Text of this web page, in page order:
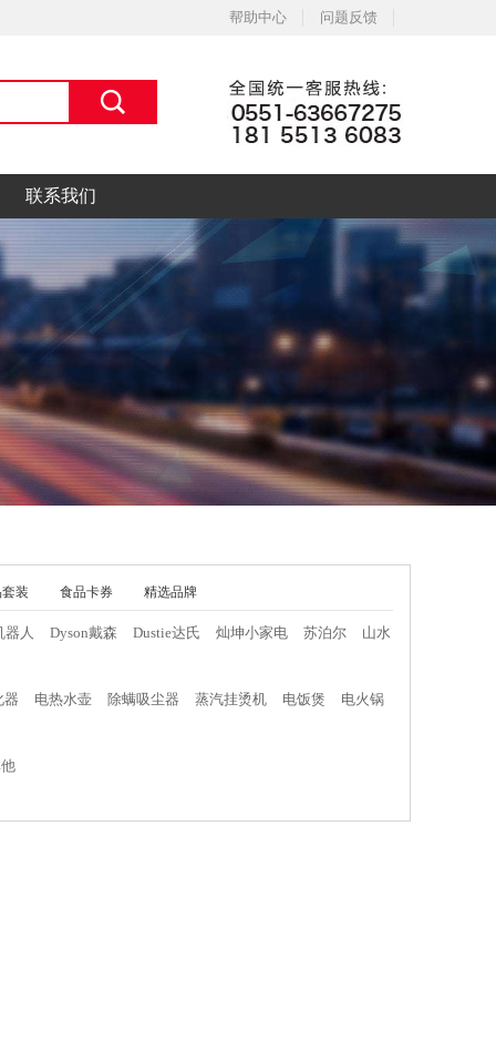
帮助中心 问题反馈
联系我们
装 食品卡券 精选品牌
器人 Dyson戴森 Dustie达氏 灿坤小家电 苏泊尔
山水
器 电热水壶 除螨吸尘器 蒸汽挂烫机 电饭煲
电火锅